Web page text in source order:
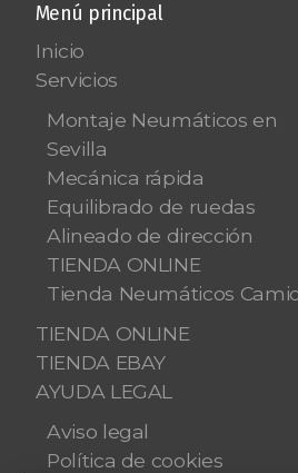
Menú principal
Inicio
Servicios
Montaje Neumáticos en
Sevilla
Mecánica rápida
Equilibrado de ruedas
Alineado de dirección
TIENDA ONLINE
Tienda Neumáticos
TIENDA ONLINE
TIENDA EBAY
AYUDA LEGAL
Aviso legal
Política de cookies